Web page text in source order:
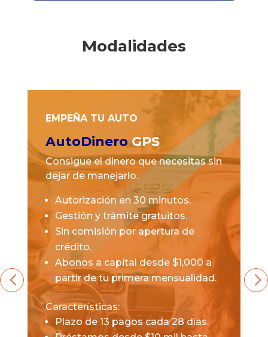
Modalidades
EMPEÑA TU AUTO
AutoDinero GPS
Consigue el dinero que necesitas sin
dejar de manejarlo.
Autorización en 30 minutos.
Gestión y trámite gratuitos.
Sin comisión por apertura de
crédito.
Abonos a capital desde $1,000 a
partir de tu primera mensualidad.
Características:
Plazo de 13 pagos cada 28 días.